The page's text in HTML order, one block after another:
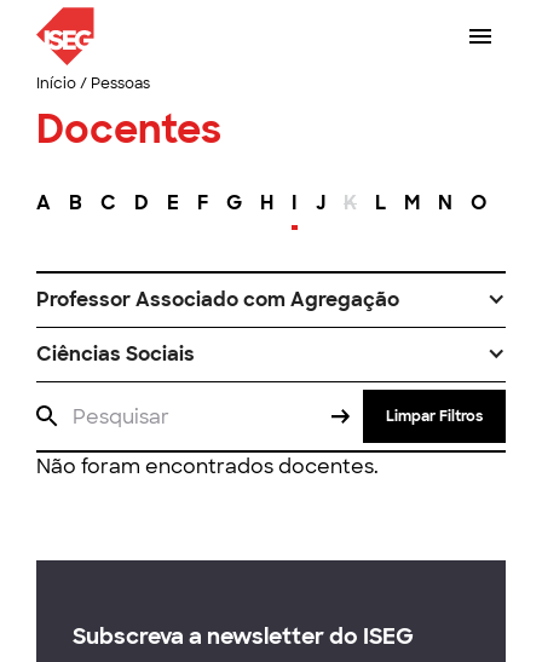
Início/ Pessoas
Docentes
A B C D E F G H I J K L M N O
Professor Associado com Agregação
Ciências Sociais
Limpar Filtros
Não foram encontrados docentes.
Subscreva a newsletter do ISEG